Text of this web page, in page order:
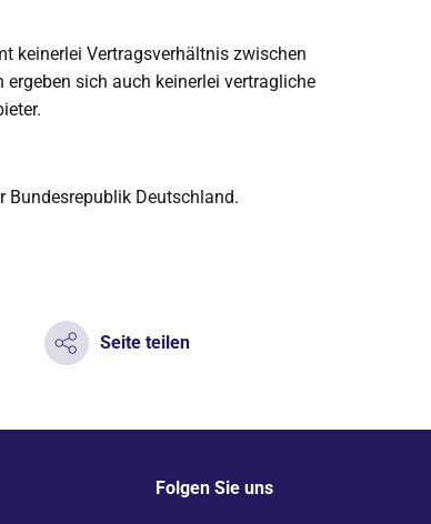
keinerlei Vertragsverhältnis zwischen
sich auch keinerlei vertragliche
Bundesrepublik Deutschland.
Seite teilen
Folgen Sie uns